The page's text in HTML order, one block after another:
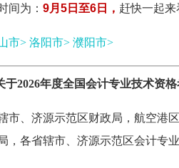
间为： 9月5日至6日， 赶快一起
市> 洛阳市> 濮阳市>
于2026年度全国会计专业技术资
市、济源示范区财政局，航空港
，各省辖市、济源示范区会计专